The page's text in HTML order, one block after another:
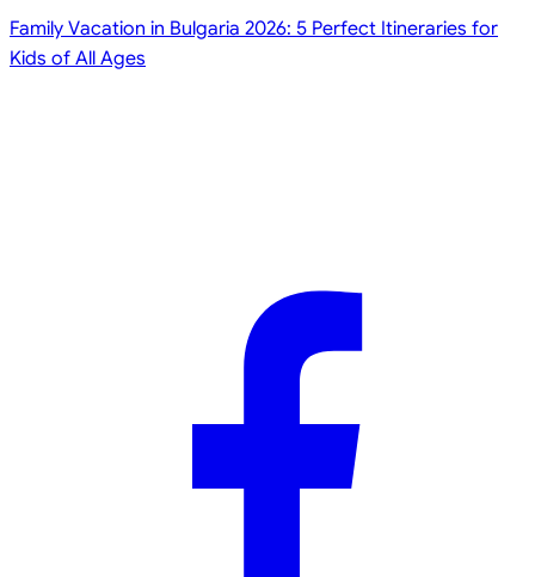
Family Vacation in Bulgaria 2026: 5 Perfect Itineraries for
Kids of All Ages